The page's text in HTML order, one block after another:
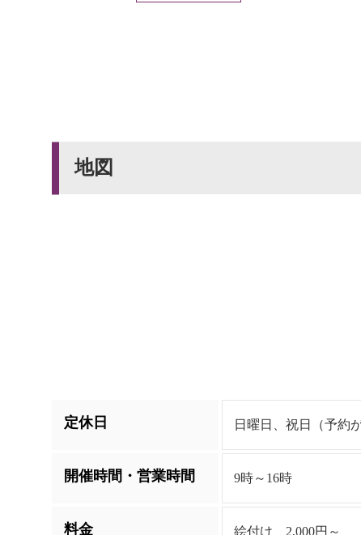
地図
定休日 日曜日、祝日（予約
開催時間・営業時間 9時～16時
料金
絵付け 2,000円～